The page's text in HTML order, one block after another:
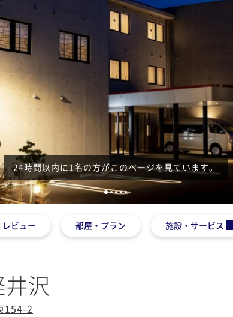
24時間以内に1名の方がこのページを見ています。
1 2345
レビュー 部屋・プラン 施設・サービス
沢
154-2